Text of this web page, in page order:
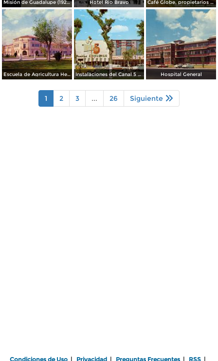
Misión de Guadalupe (1924) Hotel Rio Bravo Café Globe, propietarios Mooney & Hanlan
Escuela de Agricultura Hermanos Escobar Instalaciones del Canal 5 XEJ TV Hospital General
1 2 3 ... 26 Siguiente
Condiciones de Uso | Privacidad | Preguntas Frecuentes | RSS |